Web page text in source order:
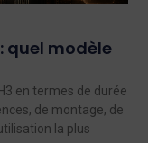
quel modèle
en termes de durée
de montage, de
la plus